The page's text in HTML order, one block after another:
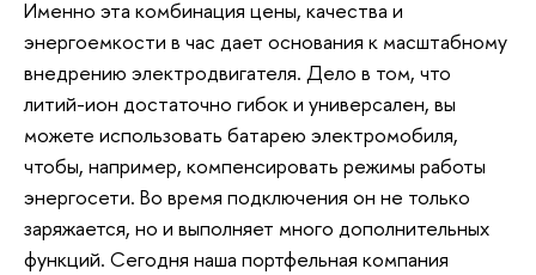
Именно эта комбинация цены, качества и
энергоемкости в час дает основания к масштабному
внедрению электродвигателя. Дело в том, что
литий-ион достаточно гибок и универсален, вы
можете использовать батарею электромобиля,
чтобы, например, компенсировать режимы работы
энергосети. Во время подключения он не только
заряжается, но и выполняет много дополнительных
функций. Сегодня наша портфельная компания